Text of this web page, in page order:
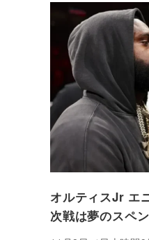
オルティスJr エ
次戦は夢のスペ